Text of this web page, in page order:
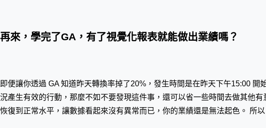
再來，學完了GA，有了視覺化報表就能做出業績嗎？
即便讓你透過 GA 知道昨天轉換率掉了20%，發生時間是在昨天下午15:00
況產生有效的行動，那麼不如不要發現這件事，還可以省一些時間去做其他
恢復到正常水平，讓數據看起來沒有異常而已，你的業績還是無法起色。 所